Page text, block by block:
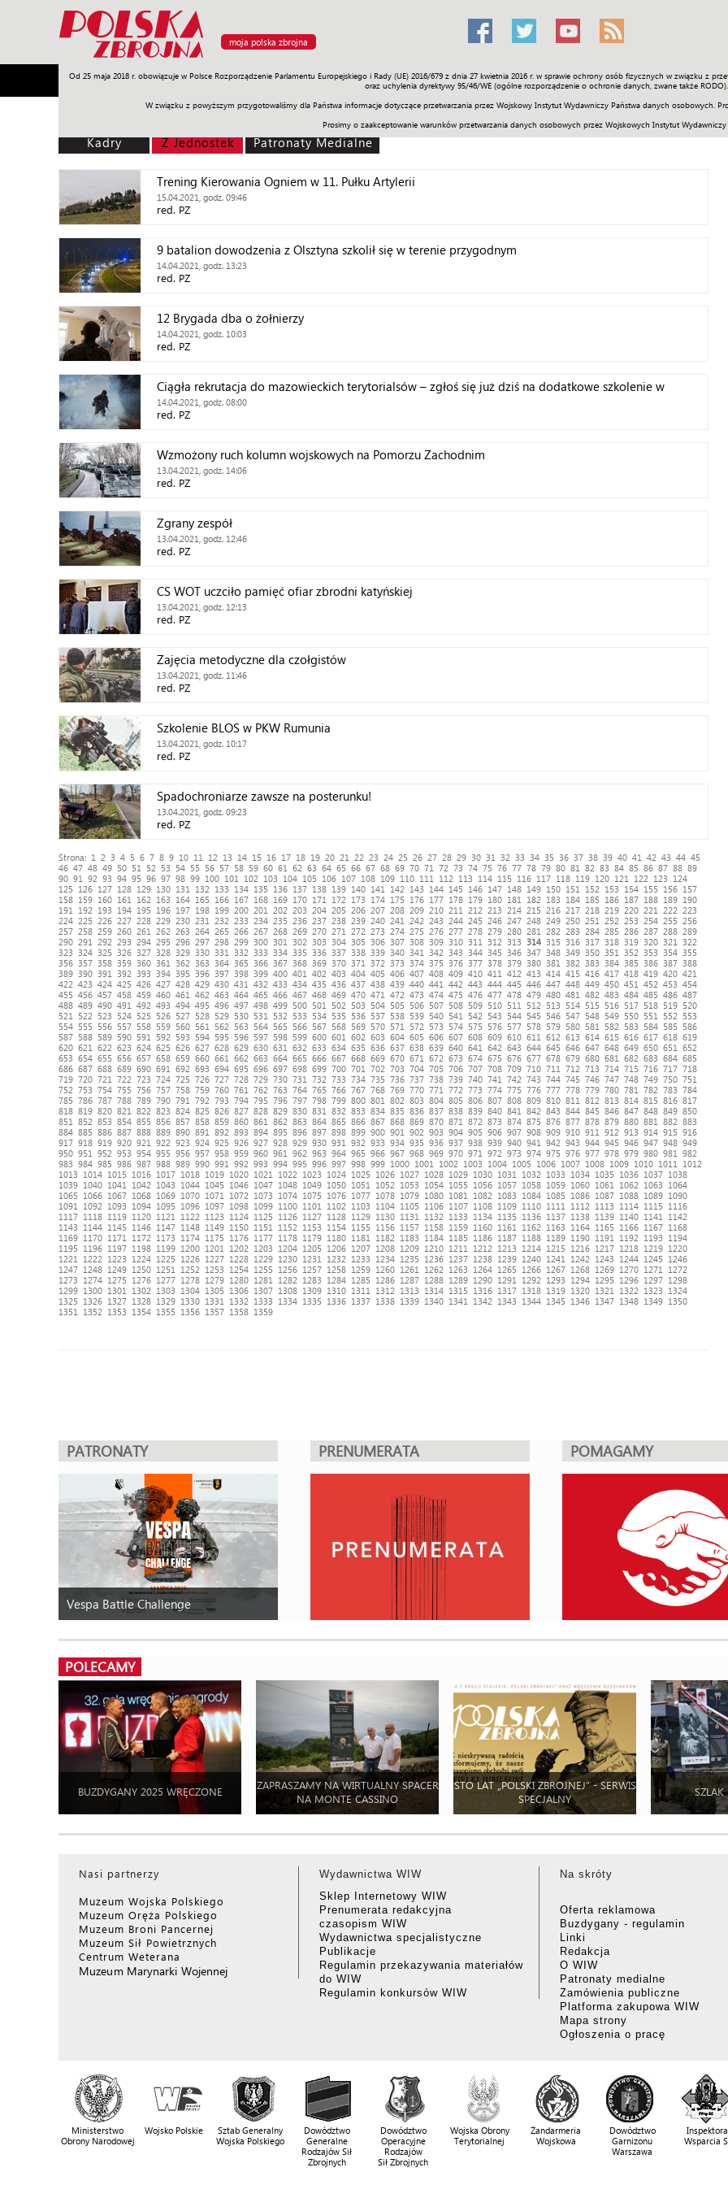
moja polska zbrojna
Od 25 maja 2018 r. obowiązuje w Polsce Rozporządzenie Parlamentu Europejskiego i Rady (UE) 2016/679 z dnia 27 kwietnia 2016 r. w sprawie ochrony osób fizycznych w związku z
oraz uchylenia dyrektywy 95/46/WE (ogólne rozporządzenie o ochronie danych, zwane także RODO).
W związku z powyższym przygotowaliśmy dla Państwa informacje dotyczące przetwarzania przez Wojskowy Instytut Wydawniczy Państwa danych osobowych.
Prosimy o zaakceptowanie warunków przetwarzania danych osobowych przez Wojskowych Instytut Wydawniczy
Armia Poligon Sprzęt Misje Polityka Prawo Świat Społeczność Sport Historia Galerie Wideo
Kadry Z Jednostek Patronaty Medialne
Trening Kierowania Ogniem w 11. Pułku Artylerii
15.04.2021, godz. 09:46
red. PZ
9 batalion dowodzenia z Olsztyna szkolił się w terenie przygodnym
14.04.2021, godz. 13:23
red. PZ
12 Brygada dba o żołnierzy
14.04.2021, godz. 10:03
red. PZ
Ciągła rekrutacja do mazowieckich terytorialsów – zgłoś się już dziś na dodatkowe szkolenie w
maju!
14.04.2021, godz. 08:00
red. PZ
Wzmożony ruch kolumn wojskowych na Pomorzu Zachodnim
13.04.2021, godz. 14:06
red. PZ
Zgrany zespół
13.04.2021, godz. 12:46
red. PZ
CS WOT uczciło pamięć ofiar zbrodni katyńskiej
13.04.2021, godz. 12:13
red. PZ
Zajęcia metodyczne dla czołgistów
13.04.2021, godz. 11:46
red. PZ
Szkolenie BLOS w PKW Rumunia
13.04.2021, godz. 10:17
red. PZ
Spadochroniarze zawsze na posterunku!
13.04.2021, godz. 09:23
red. PZ
Strona: 1 2 3 4 5 6 7 8 9 10 11 12 13 14 15 16 17 18 19 20 21 22 23 24 25 26 27 28 29 30 31 32 33 34 35 36 37 38 39 40 41 42 43 44 45
46 47 48 49 50 51 52 53 54 55 56 57 58 59 60 61 62 63 64 65 66 67 68 69 70 71 72 73 74 75 76 77 78 79 80 81 82 83 84 85 86 87 88 89
90 91 92 93 94 95 96 97 98 99 100 101 102 103 104 105 106 107 108 109 110 111 112 113 114 115 116 117 118 119 120 121 122 123
124
125
126 127 128 129 130 131 132 133 134 135 136 137 138 139 140 141 142 143 144 145 146 147 148 149 150 151 152 153 154 155 156 157
158 159 160 161 162 163 164 165 166 167 168 169 170 171 172 173 174 175 176 177 178 179 180 181 182 183 184 185 186 187 188 189 190
191
192 193 194 195 196 197 198 199 200 201 202 203 204 205 206 207 208 209 210 211 212 213 214 215 216 217 218 219 220 221 222
223
224 225 226 227 228 229 230 231 232 233 234 235 236 237 238 239 240 241 242 243 244 245 246 247 248 249 250 251 252 253 254 255
256
257 258 259 260 261 262 263 264 265 266 267 268 269 270 271 272 273 274 275 276 277 278 279 280 281 282 283 284 285 286 287 288 289
290 291 292 293 294 295 296 297 298 299 300 301 302 303 304 305 306 307 308 309 310 311 312 313 314 315 316 317 318 319 320 321
322
323
324 325 326 327 328 329 330 331 332 333 334 335 336 337 338 339 340 341 342 343 344 345 346 347 348 349 350 351 352 353 354 355
356 357 358 359 360 361 362 363 364 365 366 367 368 369 370 371 372 373 374 375 376 377 378 379 380 381 382 383 384 385 386 387 388
389 390 391 392 393 394 395 396 397 398 399 400 401 402 403 404 405 406 407 408 409 410 411 412 413 414 415 416 417 418 419 420 421
422 423 424 425 426 427 428 429 430 431 432 433 434 435 436 437 438 439 440 441 442 443 444 445 446 447 448 449 450 451 452 453 454
455 456 457 458 459 460 461 462 463 464 465 466 467 468 469 470 471 472 473 474 475 476 477 478 479 480 481 482 483 484 485 486 487
488 489 490 491 492 493 494 495 496 497 498 499 500 501 502 503 504 505 506 507 508 509 510 511 512 513 514 515 516 517 518 519 520
521
522 523 524 525 526 527 528 529 530 531 532 533 534 535 536 537 538 539 540 541 542 543 544 545 546 547 548 549 550 551 552
553
554 555 556 557 558 559 560 561 562 563 564 565 566 567 568 569 570 571 572 573 574 575 576 577 578 579 580 581 582 583 584 585
586
587 588 589 590 591 592 593 594 595 596 597 598 599 600 601 602 603 604 605 606 607 608 609 610 611 612 613 614 615 616 617 618 619
620 621 622 623 624 625 626 627 628 629 630 631 632 633 634 635 636 637 638 639 640 641 642 643 644 645 646 647 648 649 650 651
652
653 654 655 656 657 658 659 660 661 662 663 664 665 666 667 668 669 670 671 672 673 674 675 676 677 678 679 680 681 682 683 684 685
686 687 688 689 690 691 692 693 694 695 696 697 698 699 700 701 702 703 704 705 706 707 708 709 710 711 712 713 714 715 716 717 718
719 720 721 722 723 724 725 726 727 728 729 730 731 732 733 734 735 736 737 738 739 740 741 742 743 744 745 746 747 748 749 750 751
752 753 754 755 756 757 758 759 760 761 762 763 764 765 766 767 768 769 770 771 772 773 774 775 776 777 778 779 780 781 782 783 784
785 786 787 788 789 790 791 792 793 794 795 796 797 798 799 800 801 802 803 804 805 806 807 808 809 810 811 812 813 814 815 816 817
818 819 820 821 822 823 824 825 826 827 828 829 830 831 832 833 834 835 836 837 838 839 840 841 842 843 844 845 846 847 848 849 850
851
852 853 854 855 856 857 858 859 860 861 862 863 864 865 866 867 868 869 870 871 872 873 874 875 876 877 878 879 880 881 882 883
884 885 886 887 888 889 890 891 892 893 894 895 896 897 898 899 900 901 902 903 904 905 906 907 908 909 910 911 912 913 914 915 916
917 918 919 920 921 922 923 924 925 926 927 928 929 930 931 932 933 934 935 936 937 938 939 940 941 942 943 944 945 946 947 948 949
950 951 952 953 954 955 956 957 958 959 960 961 962 963 964 965 966 967 968 969 970 971 972 973 974 975 976 977 978 979 980 981
982
983 984 985 986 987 988 989 990 991 992 993 994 995 996 997 998 999 1000 1001 1002 1003 1004 1005 1006 1007 1008 1009 1010 1011
1012
1013
1014 1015 1016 1017 1018 1019 1020 1021 1022 1023 1024 1025 1026 1027 1028 1029 1030 1031 1032 1033 1034 1035 1036 1037 1038
1039 1040 1041 1042 1043 1044 1045 1046 1047 1048 1049 1050 1051 1052 1053 1054 1055 1056 1057 1058 1059 1060 1061 1062 1063
1064
1065
1066 1067 1068 1069 1070 1071 1072 1073 1074 1075 1076 1077 1078 1079 1080 1081 1082 1083 1084 1085 1086 1087 1088 1089 1090
1091
1092 1093 1094 1095 1096 1097 1098 1099 1100 1101 1102 1103 1104 1105 1106 1107 1108 1109 1110 1111 1112 1113 1114 1115
1116
1117 1118 1119 1120 1121 1122 1123 1124 1125 1126 1127 1128 1129 1130 1131 1132 1133 1134 1135 1136 1137 1138 1139 1140 1141
1142
1143
1144 1145 1146 1147 1148 1149 1150 1151 1152 1153 1154 1155 1156 1157 1158 1159 1160 1161 1162 1163 1164 1165 1166 1167 1168
1169 1170 1171 1172 1173 1174 1175 1176 1177 1178 1179 1180 1181 1182 1183 1184 1185 1186 1187 1188 1189 1190 1191 1192 1193
1194
1195
1196 1197 1198 1199 1200 1201 1202 1203 1204 1205 1206 1207 1208 1209 1210 1211 1212 1213 1214 1215 1216 1217 1218 1219 1220
1221
1222 1223 1224 1225 1226 1227 1228 1229 1230 1231 1232 1233 1234 1235 1236 1237 1238 1239 1240 1241 1242 1243 1244 1245
1246
1247 1248 1249 1250 1251 1252 1253 1254 1255 1256 1257 1258 1259 1260 1261 1262 1263 1264 1265 1266 1267 1268 1269 1270 1271
1272
1273
1274 1275 1276 1277 1278 1279 1280 1281 1282 1283 1284 1285 1286 1287 1288 1289 1290 1291 1292 1293 1294 1295 1296 1297 1298
1299 1300 1301 1302 1303 1304 1305 1306 1307 1308 1309 1310 1311 1312 1313 1314 1315 1316 1317 1318 1319 1320 1321 1322 1323
1324
1325
1326 1327 1328 1329 1330 1331 1332 1333 1334 1335 1336 1337 1338 1339 1340 1341 1342 1343 1344 1345 1346 1347 1348 1349 1350
1351
1352 1353 1354 1355 1356 1357 1358 1359
PATRONATY
Vespa Battle Challenge
PRENUMERATA POMAGAMY
POLECAMY
BUZDYGANY 2025 WRĘCZONE
ZAPRASZAMY NA WIRTUALNY SPACER
NA MONTE CASSINO
STO LAT „POLSKI ZBROJNEJ” - SERWIS
SPECJALNY
SZLAK
Nasi partnerzy
Muzeum Wojska Polskiego
Muzeum Oręża Polskiego
Muzeum Broni Pancernej
Muzeum Sił Powietrznych
Centrum Weterana
Muzeum Marynarki Wojennej
Wydawnictwa WIW
Sklep Internetowy WIW
Prenumerata redakcyjna
czasopism WIW
Wydawnictwa specjalistyczne
Publikacje
Regulamin przekazywania materiałów
do WIW
Regulamin konkursów WIW
Na skróty
Oferta reklamowa
Buzdygany - regulamin
Linki
Redakcja
O WIW
Patronaty medialne
Zamówienia publiczne
Platforma zakupowa WIW
Mapa strony
Ogłoszenia o pracę
Ministerstwo
Obrony Narodowej
Wojsko Polskie
Sztab Generalny
Wojska Polskiego
Dowództwo
Generalne
Rodzajów Sił
Zbrojnych
Dowództwo
Operacyjne
Rodzajów
Sił Zbrojnych
Wojska Obrony
Terytorialnej
Żandarmeria
Wojskowa
Dowództwo
Garnizonu
Warszawa
Wsparcia